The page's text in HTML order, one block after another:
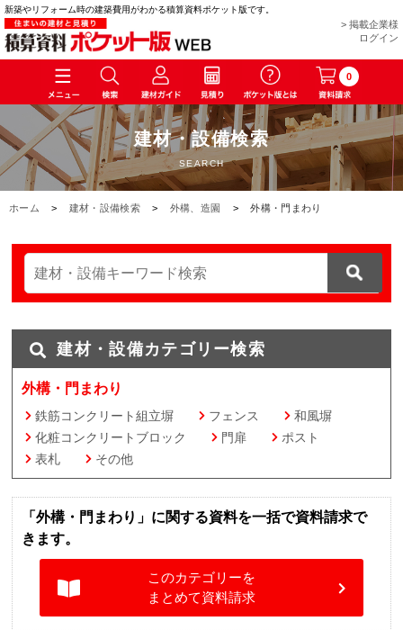
新築やリフォーム時の建築費用がわかる積算資料ポケット版です。
> 掲載企業様
ログイン
0
建材・設備検索
SEARCH
ホーム > 建材・設備検索 > 外構、造園 > 外構・門まわり
建材・設備カテゴリー検索
外構・門まわり
鉄筋コンクリート組立塀 フェンス
和風塀
化粧コンクリートブロック
門扉
ポスト
表札
その他
「外構・門まわり」に関する資料を一括で資料請求で
きます。
このカテゴリーを
まとめて資料請求